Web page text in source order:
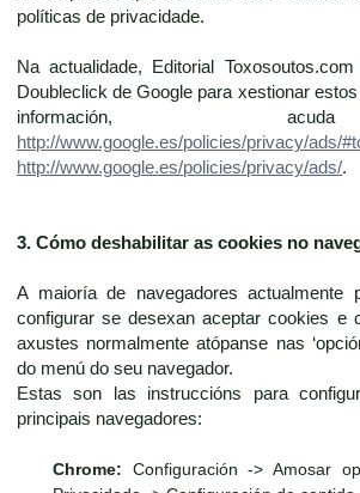
políticas de privacidade.
Na actualidade, Editorial
Doubleclick de Google para xestionar
información,
http://www.google.es/policies/privacy/ads/
http://www.google.es/policies/privacy/ads/.
3. Cómo deshabilitar as cookies no
A maioría de navegadores actualmente
configurar se desexan aceptar cookies e
axustes normalmente atópanse nas
do menú do seu navegador.
Estas son las instruccións para
principais navegadores:
Chrome: Configuración -> Amosar